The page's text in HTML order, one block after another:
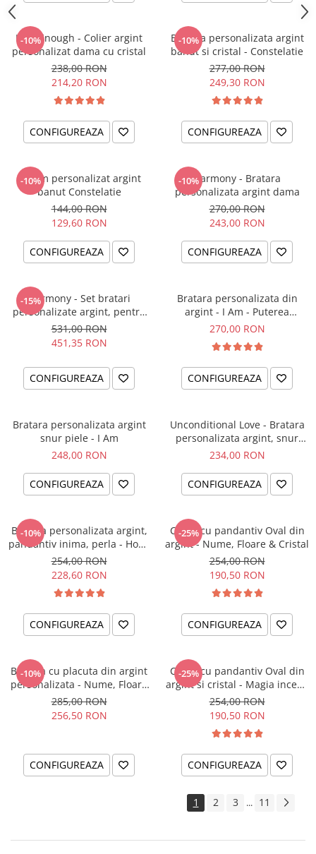
-10%
I am Enough - Colier argint
personalizat dama cu cristal
238,00 RON
214,20 RON
CONFIGUREAZA
-10%
Bratara personalizata argint
banut si cristal - Constelatie
277,00 RON
249,30 RON
CONFIGUREAZA
-10%
Charm personalizat argint
banut Constelatie
144,00 RON
129,60 RON
CONFIGUREAZA
-10%Harmony - Bratara
personalizata argint dama
270,00 RON
243,00 RON
CONFIGUREAZA
-15%
Harmony - Set bratari
personalizate argint, pentru
el si ea
531,00 RON
451,35 RON
CONFIGUREAZA
Bratara personalizata din
argint - I Am - Puterea
intentiei la mana ta
270,00 RON
CONFIGUREAZA
Bratara personalizata argint
snur piele - I Am
248,00 RON
CONFIGUREAZA
Unconditional Love - Bratara
personalizata argint, snur
impletit piele
234,00 RON
CONFIGUREAZA
-10%
Bratara personalizata argint,
pandantiv inima, perla - Hope
& Faith
254,00 RON
228,60 RON
CONFIGUREAZA
-25%
Colier cu pandantiv Oval din
argint - Nume, Floare & Cristal
254,00 RON
190,50 RON
CONFIGUREAZA
-10%
Bratara cu placuta din argint
personalizata - Nume, Floare
& Cristal
285,00 RON
256,50 RON
CONFIGUREAZA
-25%
Colier cu pandantiv Oval din
argint si cristal - Magia incepe
cu tine
254,00 RON
190,50 RON
CONFIGUREAZA
1 2 3 ... 11